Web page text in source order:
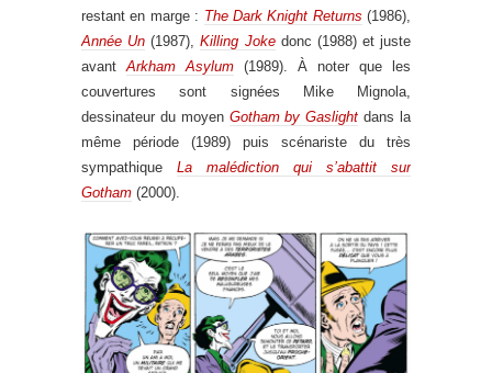
restant en marge : The Dark Knight Returns (1986),
Année Un (1987),Killing Jokedonc (1988) et juste
avant Arkham Asylum (1989). À noter que les
couvertures sont signées Mike Mignola,
dessinateur du moyen Gotham by Gaslight dans la
même période (1989) puis scénariste du très
sympathique La malédiction qui s’abattit sur
Gotham (2000).